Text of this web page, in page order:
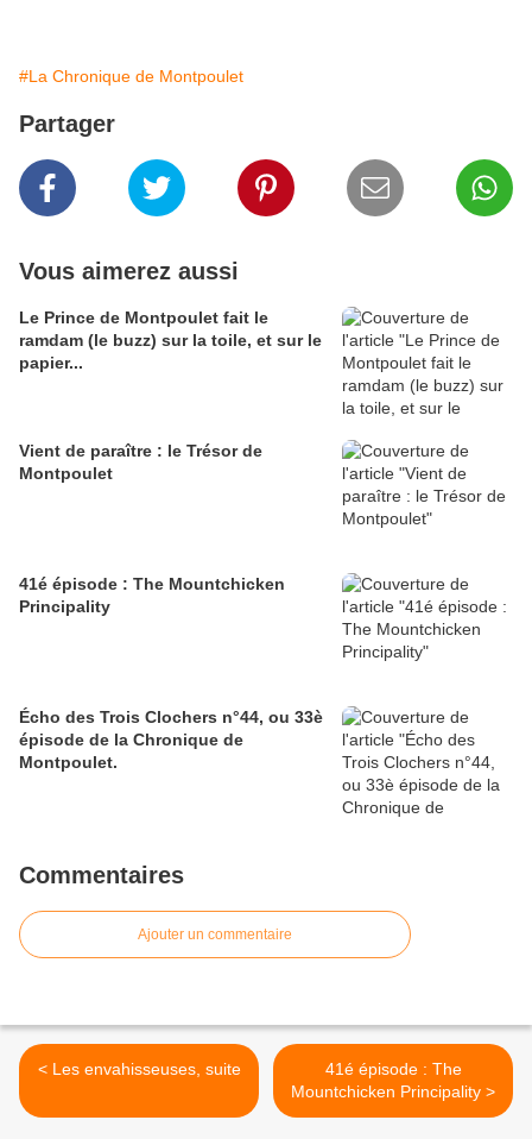
#La Chronique de Montpoulet
Partager
Vous aimerez aussi
Le Prince de Montpoulet fait le
ramdam (le buzz) sur la toile, et sur le
papier...
Vient de paraître : le Trésor de
Montpoulet
41é épisode : The Mountchicken
Principality
Écho des Trois Clochers n°44, ou 33è
épisode de la Chronique de
Montpoulet.
Commentaires
Ajouter un commentaire
< Les envahisseuses, suite
41é épisode : The
Mountchicken Principality >